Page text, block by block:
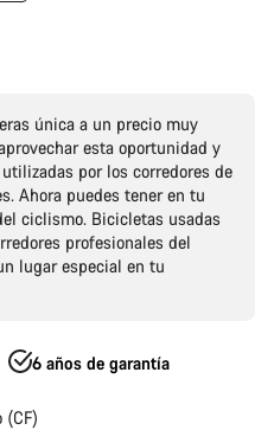
única a un precio muy
esta oportunidad y
por los corredores de
Ahora puedes tener en tu
ciclismo. Bicicletas usadas
profesionales del
lugar especial en tu
6 años de garantía
(CF)